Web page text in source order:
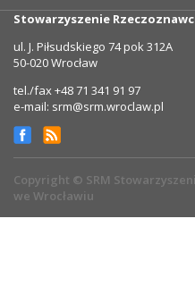
Stowarzyszenie
ul. J. Piłsudskiego 74 pok 312A
50-020 Wrocław
tel./fax +48 71 341 91 97
e-mail: srm@srm.wroclaw.pl
Copyright © SRM
we Wrocławiu